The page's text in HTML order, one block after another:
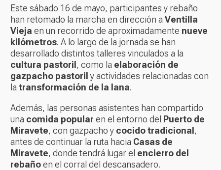
Este sábado 16 de mayo, participantes y rebaño
han retomado la marcha en dirección a Ventilla
Vieja en un recorrido de aproximadamente nueve
kilómetros. A lo largo de la jornada se han
desarrollado distintos talleres vinculados a la
cultura pastoril, como la elaboración de
gazpacho pastorily actividades relacionadas con
la transformación de la lana.
Además, las personas asistentes han compartido
una comida popular en el entorno del Puerto de
Miravete, con gazpacho y cocido tradicional,
antes de continuar la ruta hacia Casas de
Miravete, donde tendrá lugar el encierro del
rebañoen el corral del descansadero.